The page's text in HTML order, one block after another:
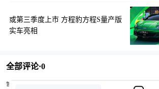
或第三季度上市 方程豹方程S量产版
实车亮相
全部评论·0
暂无评论